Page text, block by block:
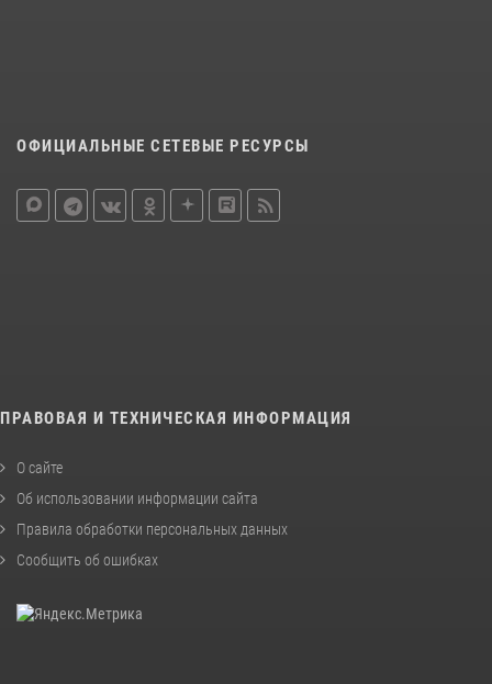
ОФИЦИАЛЬНЫЕ СЕТЕВЫЕ РЕСУРСЫ
ПРАВОВАЯ И ТЕХНИЧЕСКАЯ ИНФОРМАЦИЯ
О сайте
Об использовании информации сайта
Правила обработки персональных данных
Сообщить об ошибках